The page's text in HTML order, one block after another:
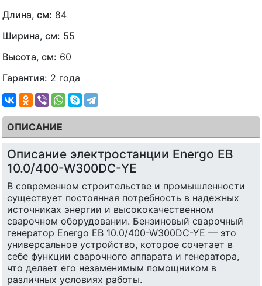
Длина, см: 84
Ширина, см: 55
Высота, см: 60
Гарантия: 2 года
ОПИСАНИЕ
Описание электростанции Energo EB
10.0/400-W300DC-YE
В современном строительстве и промышленности
существует постоянная потребность в надежных
источниках энергии и высококачественном
сварочном оборудовании. Бензиновый сварочный
генератор Energo EB 10.0/400-W300DC-YE — это
универсальное устройство, которое сочетает в
себе функции сварочного аппарата и генератора,
что делает его незаменимым помощником в
различных условиях работы.